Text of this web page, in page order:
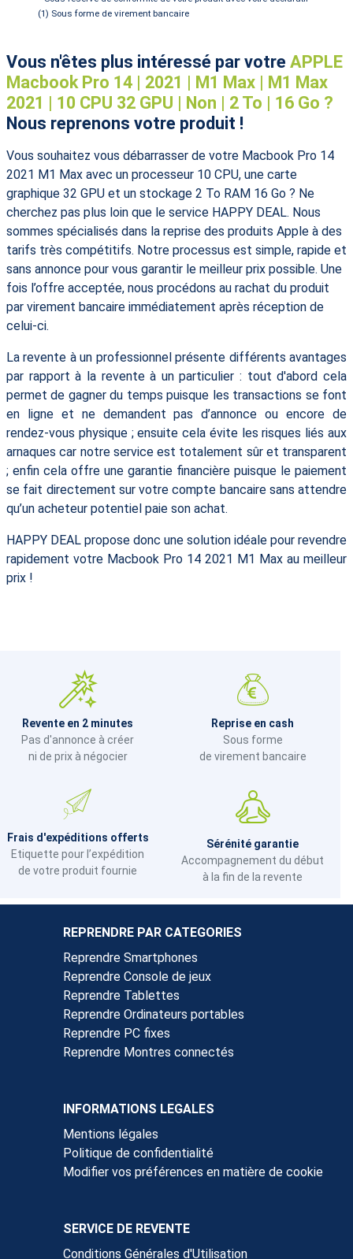
(1) Sous forme de virement bancaire
Vous n'êtes plus intéressé par votre APPLE
Macbook Pro 14 | 2021 | M1 Max | M1 Max
2021 | 10 CPU 32 GPU | Non | 2 To | 16 Go ?
Nous reprenons votre produit !
Vous souhaitez vous débarrasser de votre Macbook Pro 14
2021 M1 Max avec un processeur 10 CPU, une carte
graphique 32 GPU et un stockage 2 To RAM 16 Go ? Ne
cherchez pas plus loin que le service HAPPY DEAL. Nous
sommes spécialisés dans la reprise des produits Apple à des
tarifs très compétitifs. Notre processus est simple, rapide et
sans annonce pour vous garantir le meilleur prix possible. Une
fois l’offre acceptée, nous procédons au rachat du produit
par virement bancaire immédiatement après réception de
celui-ci.
La revente à un professionnel présente différents avantages
par rapport à la revente à un particulier : tout d'abord cela
permet de gagner du temps puisque les transactions se font
en ligne et ne demandent pas d’annonce ou encore de
rendez-vous physique ; ensuite cela évite les risques liés aux
arnaques car notre service est totalement sûr et transparent
; enfin cela offre une garantie financière puisque le paiement
se fait directement sur votre compte bancaire sans attendre
qu’un acheteur potentiel paie son achat.
HAPPY DEAL propose donc une solution idéale pour revendre
rapidement votre Macbook Pro 14 2021 M1 Max au meilleur
prix !
Revente en 2 minutes
Pas d'annonce à créer
ni de prix à négocier
Reprise en cash
Sous forme
de virement bancaire
Frais d'expéditions offerts
Etiquette pour l’expédition
de votre produit fournie
Sérénité garantie
Accompagnement du début
à la fin de la revente
REPRENDRE PAR CATEGORIES
Reprendre Smartphones
Reprendre Console de jeux
Reprendre Tablettes
Reprendre Ordinateurs portables
Reprendre PC fixes
Reprendre Montres connectés
INFORMATIONS LEGALES
Mentions légales
Politique de confidentialité
Modifier vos préférences en matière de cookie
SERVICE DE REVENTE
Conditions Générales d'Utilisation